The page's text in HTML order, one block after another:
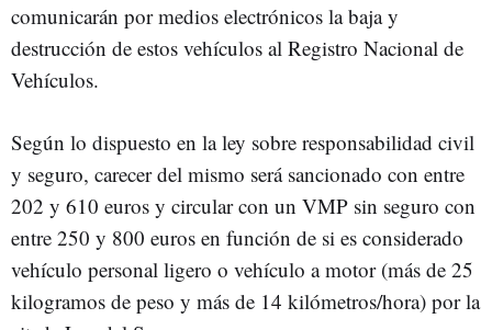
comunicarán por medios electrónicos la baja y
destrucción de estos vehículos al Registro Nacional de
Vehículos.
Según lo dispuesto en la ley sobre responsabilidad civil
y seguro, carecer del mismo será sancionado con entre
202 y 610 euros y circular con un VMP sin seguro con
entre 250 y 800 euros en función de si es considerado
vehículo personal ligero o vehículo a motor (más de 25
kilogramos de peso y más de 14 kilómetros/hora) por la